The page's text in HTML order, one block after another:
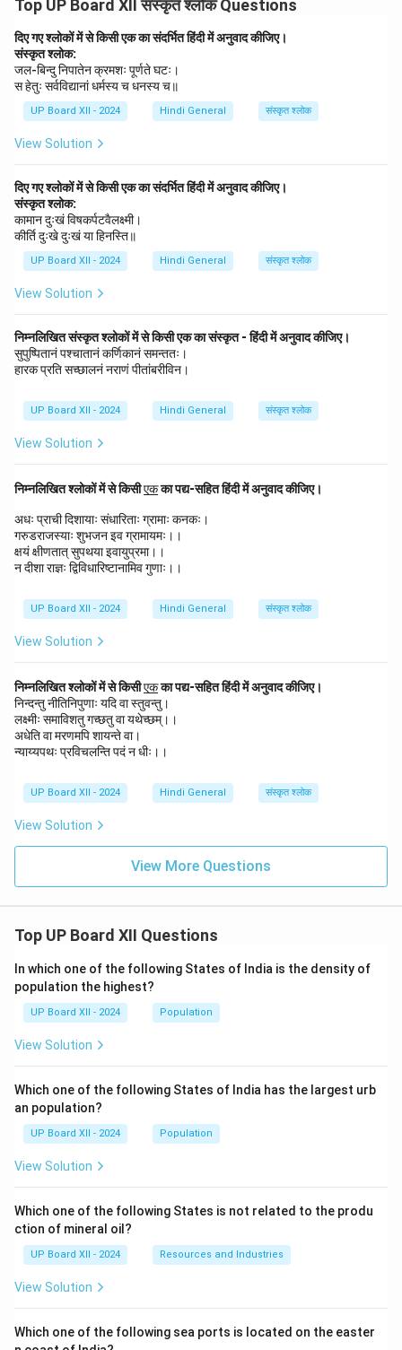
Top UP Board XII संस्कृत श्लोक Questions
दिए गए श्लोकों में से किसी एक का संदर्भित हिंदी में अनुवाद कीजिए।
संस्कृत श्लोक:
जल-बिन्दु निपातेन क्रमशः पूर्णते घटः।
स हेतुः सर्वविद्यानां धर्मस्य च धनस्य च॥
UP Board XII - 2024 Hindi General संस्कृत श्लोक
View Solution
दिए गए श्लोकों में से किसी एक का संदर्भित हिंदी में अनुवाद कीजिए।
संस्कृत श्लोक:
कामान दुःखं विषकर्पटवैलक्ष्मी।
कीर्ति दुःखे दुःखं या हिनस्ति॥
UP Board XII - 2024 Hindi General संस्कृत श्लोक
View Solution
निम्नलिखित संस्कृत श्लोकों में से किसी एक का संस्कृत - हिंदी में अनुवाद कीजिए।
सुपुष्पितानं पश्चातानं कर्णिकानं समन्ततः।
हारक प्रति सच्छालनं नराणं पीतांबरीविन।
UP Board XII - 2024 Hindi General संस्कृत श्लोक
View Solution
निम्नलिखित श्लोकों में से किसी\u
nd
erl
in
e
{ए
क}
एकका पद्य-सहित हिंदी में अनुवाद कीजिए।
अधः प्राची दिशायाः संधारिताः ग्रामाः कनकः।
गरुडराजस्याः शुभजन इव ग्रामायमः।।
क्षयं क्षीणतात् सुपथया इवायुप्रमा।।
न दीशा राज्ञः द्विविधारिष्टानामिव गुणाः।।
UP Board XII - 2024 Hindi General संस्कृत श्लोक
View Solution
निम्नलिखित श्लोकों में से किसी\u
nd
erl
in
{ए
एकका पद्य-सहित हिंदी में अनुवाद कीजिए।
निन्दन्तु नीतिनिपुणाः यदि वा स्तुवन्तु।
लक्ष्मीः समाविशतु गच्छतु वा यथेच्छम्।।
अधेति वा मरणमपि शायन्ते वा।
न्याय्यपथः प्रविचलन्ति पदं न धीः।।
UP Board XII - 2024 Hindi General संस्कृत श्लोक
View Solution
View More Questions
Top UP Board XII Questions
In which one of the following States of India is the density of
population the highest?
UP Board XII - 2024 Population
View Solution
Which one of the following States of India has the largest urb
an population?
UP Board XII - 2024 Population
View Solution
Which one of the following States is not related to the produ
ction of mineral oil?
UP Board XII - 2024 Resources and Industries
View Solution
Which one of the following sea ports is located on the easter